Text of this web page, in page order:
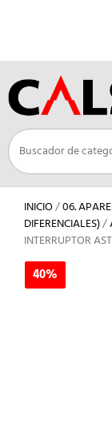
INICIO/06.
DIFERENCIALES)/
INTERRUPTOR
40%
40%